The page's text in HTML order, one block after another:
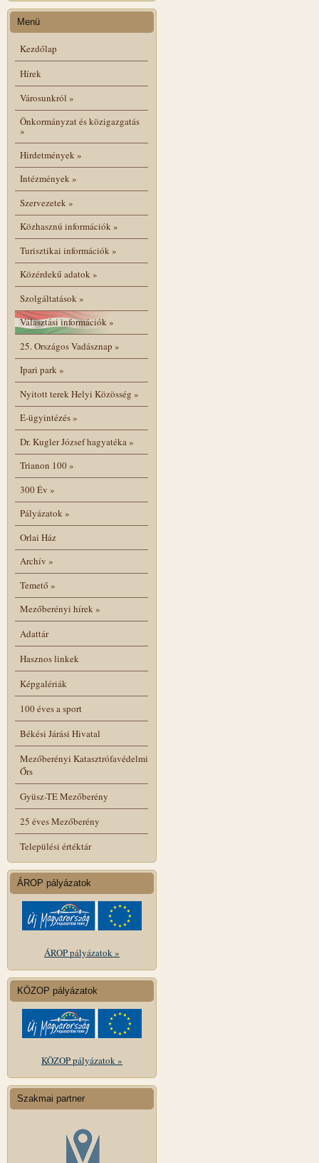
Menü
Kezdőlap
Hírek
Városunkról »
Önkormányzat és közigazgatás
»
Hirdetmények»
Intézmények»
Szervezetek»
Közhasznú információk»
Turisztikai információk»
Közérdekű adatok»
Szolgáltatások»
Választási információk»
25. Országos Vadásznap »
Ipari park»
Nyitott terek Helyi Közösség »
E-ügyintézés»
Dr. Kugler József hagyatéka»
Trianon 100»
300 Év »
Pályázatok»
Orlai Ház
Archív »
Temető»
Mezőberényi hírek»
Adattár
Hasznos linkek
Képgalériák
100 éves a sport
Békési Járási Hivatal
Mezőberényi Katasztrófavédelmi
Őrs
Gyüsz-TE Mezőberény
25 éves Mezőberény
Települési értéktár
ÁROP pályázatok
ÁROP pályázatok »
KÖZOP pályázatok
KÖZOP pályázatok »
Szakmai partner